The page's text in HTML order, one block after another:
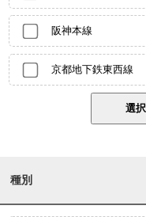
阪神本線
京都地下鉄東西線
種別